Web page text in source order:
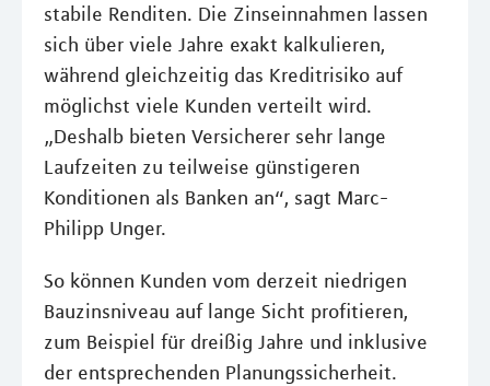
stabile Renditen. Die Zinseinnahmen lassen
sich über viele Jahre exakt kalkulieren,
während gleichzeitig das Kreditrisiko auf
möglichst viele Kunden verteilt wird.
„Deshalb bieten Versicherer sehr lange
Laufzeiten zu teilweise günstigeren
Konditionen als Banken an“, sagt Marc-
Philipp Unger.
So können Kunden vom derzeit niedrigen
Bauzinsniveau auf lange Sicht profitieren,
zum Beispiel für dreißig Jahre und inklusive
der entsprechenden Planungssicherheit.